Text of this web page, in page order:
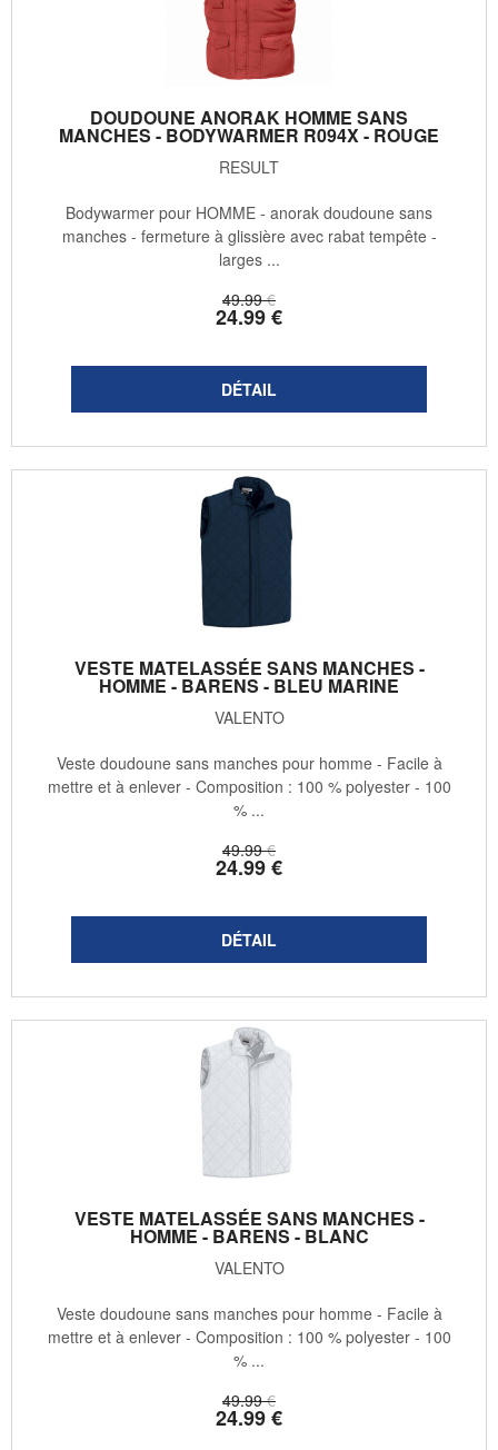
DOUDOUNE ANORAK HOMME SANS
MANCHES - BODYWARMER R094X - ROUGE
RESULT
49.99 €
24.99€
Bodywarmer pour HOMME - anorak doudoune sans
manches - fermeture à glissière avec rabat tempête -
larges ...
VESTE MATELASSÉE SANS MANCHES -
HOMME - BARENS - BLEU MARINE
VALENTO
49.99 €
24.99€
Veste doudoune sans manches pour homme - Facile à
mettre et à enlever - Composition : 100 % polyester - 100
% ...
VESTE MATELASSÉE SANS MANCHES -
HOMME - BARENS - BLANC
VALENTO
49.99 €
24.99€
Veste doudoune sans manches pour homme - Facile à
mettre et à enlever - Composition : 100 % polyester - 100
% ...